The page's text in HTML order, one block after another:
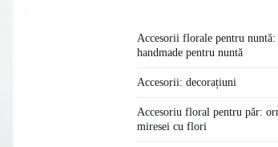
Accesorii florale pentru
handmade pentru nuntă
Accesorii: decorațiuni
Accesoriu floral pentru păr:
miresei cu flori